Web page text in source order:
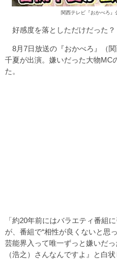
関西テレビ『おかべろ』
好感度を落としただけだった？
8月7日放送の『おかべろ』（
千夏が出演。嫌いだった大物MC
た。
「約20年前にはバラエティ番組
が、番組で“相性が良くないと思
芸能界入って唯一ずっと嫌いだ
（浩之）さんなんですよ』と白